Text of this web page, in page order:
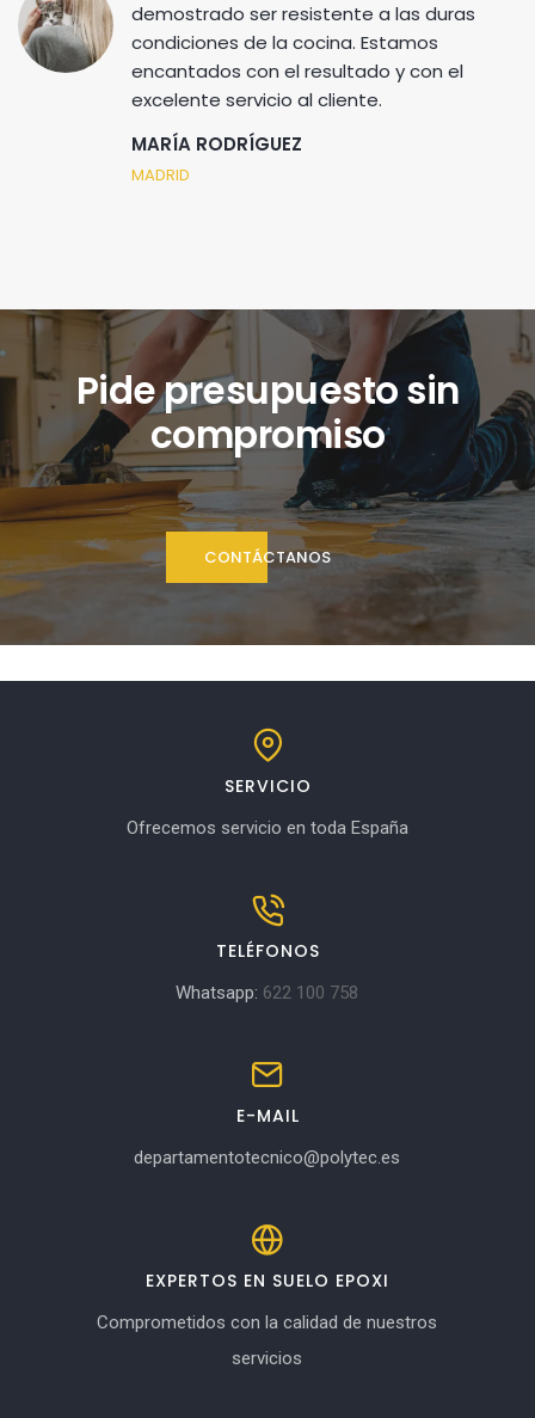
demostrado ser resistente a las duras
condiciones de la cocina. Estamos
encantados con el resultado y con el
excelente servicio al cliente.
MARÍA RODRÍGUEZ
MADRID
Pide presupuesto sin
compromiso
CONTÁCTANOS
SERVICIO
Ofrecemos servicio en toda España
TELÉFONOS
Whatsapp: 622 100 758
E-MAIL
departamentotecnico@polytec.es
EXPERTOS EN SUELO EPOXI
Comprometidos con la calidad de nuestros
servicios